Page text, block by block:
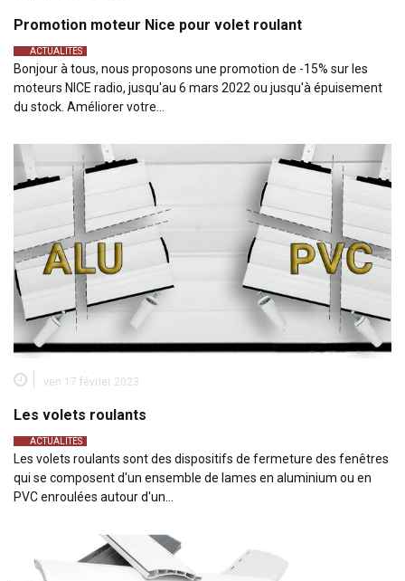
Promotion moteur Nice pour volet roulant
ACTUALITÉS
Bonjour à tous, nous proposons une promotion de -15% sur les
moteurs NICE radio, jusqu'au 6 mars 2022 ou jusqu'à épuisement
du stock. Améliorer votre…
ven 17 février 2023
Les volets roulants
ACTUALITÉS
Les volets roulants sont des dispositifs de fermeture des fenêtres
qui se composent d'un ensemble de lames en aluminium ou en
PVC enroulées autour d'un…